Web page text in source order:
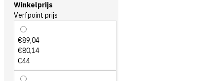
Winkelprijs
Verfpoint prijs
€89,04
€80,14
C44